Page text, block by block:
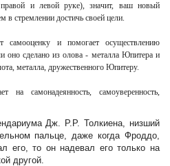
и левой руке), значит, ваш новый
в стремлении достичь своей цели.
и помогает осуществлению
оно сделано из олова - металла Юпитера и
металла, дружественного Юпитеру.
на самонадеянность, самоуверенность,
Дж. Р.Р. Толкиена, низший
пальце, даже когда Фроддо,
его, то он надевал его только на
другой.